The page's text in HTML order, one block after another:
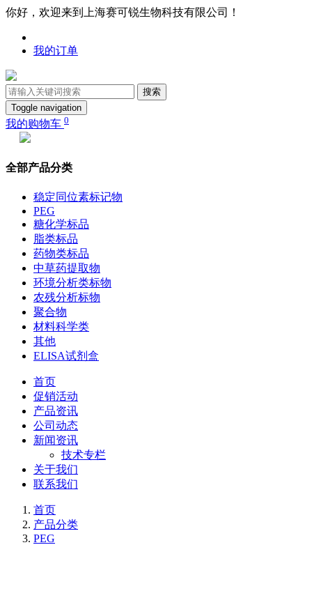
你好，欢迎来到上海赛可锐生物科技有限公司！
我的订单
搜索
Toggle navigation
我的购物车 0
全部产品分类
稳定同位素标记物
PEG
糖化学标品
脂类标品
药物类标品
中草药提取物
环境分析类标物
农残分析标物
聚合物
材料科学类
其他
ELISA试剂盒
首页
促销活动
产品资讯
公司动态
新闻资讯
技术专栏
关于我们
联系我们
首页
产品分类
PEG